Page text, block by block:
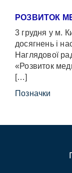
РОЗВИТОК
3 грудня у м.
досягнень і
Наглядової
«Розвиток
[…]
Позначки